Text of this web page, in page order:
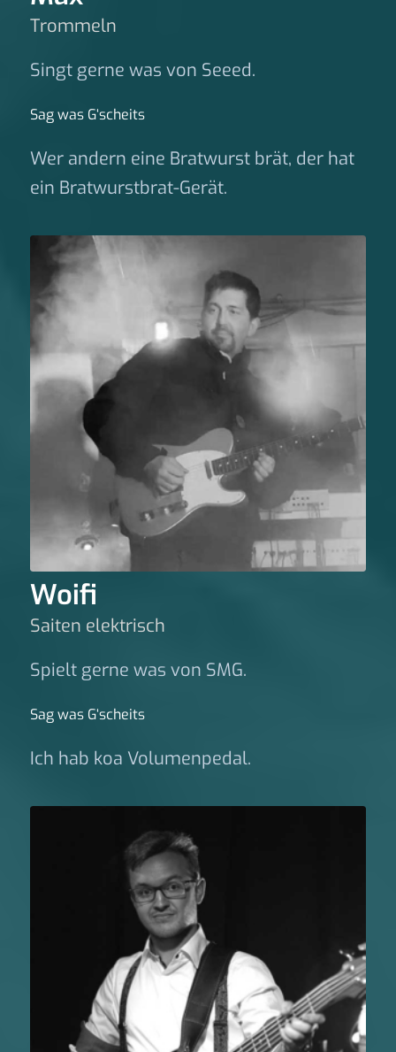
Trommeln
Singt gerne was von Seeed.
Sag was G‘scheits
Wer andern eine Bratwurst brät, der hat
ein Bratwurstbrat-Gerät.
Woifi
Saiten elektrisch
Spielt gerne was von SMG.
Sag was G‘scheits
Ich hab koa Volumenpedal.